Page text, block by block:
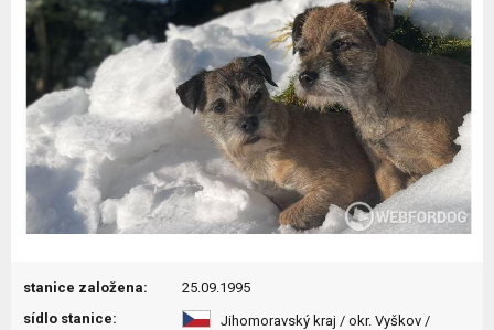
stanice založena:
25.09.1995
sídlo stanice:
Jihomoravský kraj / okr. Vyškov /